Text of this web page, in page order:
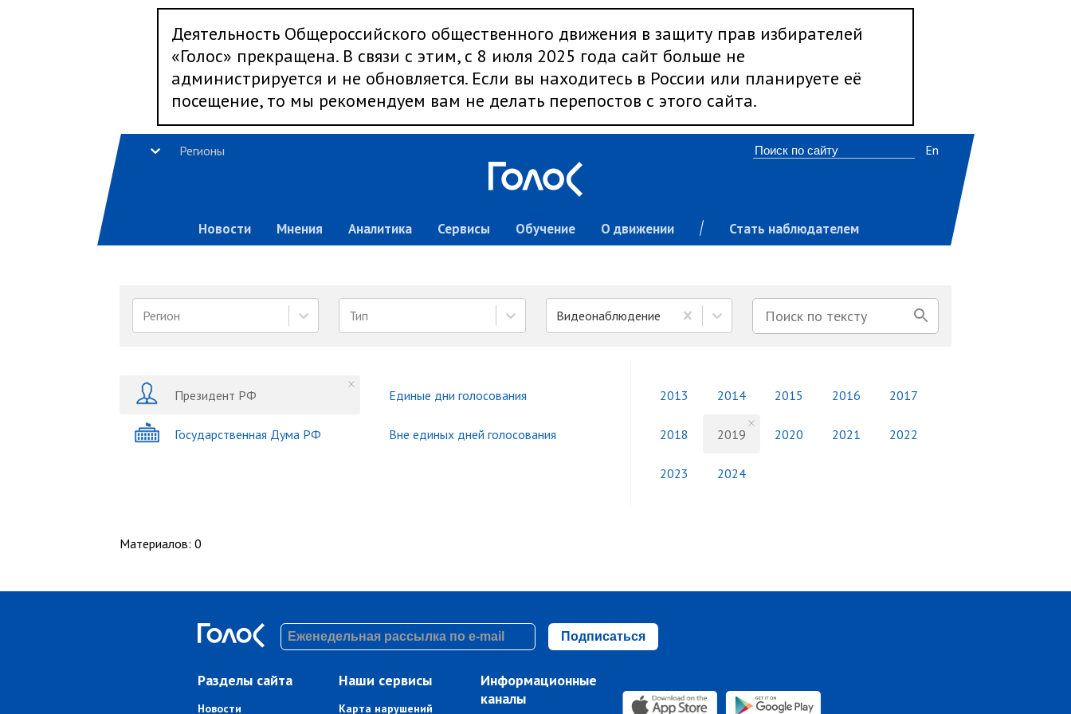
Деятельность Общероссийского общественного движения в защиту прав избирателей
«Голос» прекращена. В связи с этим, с 8 июля 2025 года сайт больше не
администрируется и не обновляется. Если вы находитесь в России или планируете её
посещение, то мы рекомендуем вам не делать перепостов с этого сайта.
Регионы
Новости Мнения Аналитика Сервисы Обучение О движении Стать наблюдателем
En
Регион Тип Видеонаблюдение
Президент РФ
Государственная Дума РФ
Единые дни голосования
Вне единых дней голосования
2013 2014 2015 2016 2017
2018 2019 2020 2021 2022
2023 2024
Материалов: 0
Подписаться
Разделы сайта
Новости
Наши сервисы
Карта нарушений
Информационные
каналы